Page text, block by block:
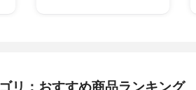
リ：おすすめ商品ランキング